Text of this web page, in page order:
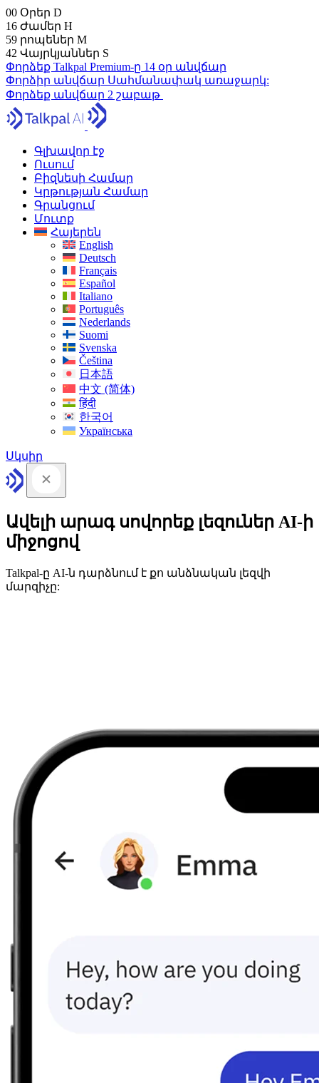
00 Օրեր D
16 Ժամեր H
59 րոպեներ M
41 Վայրկյաններ S
Փորձեք Talkpal Premium-ը 14 օր անվճար
Փորձիր անվճար Սահմանափակ առաջարկ:
Փորձեք անվճար 2 շաբաթ
Գլխավոր էջ
Ուսում
Բիզնեսի Համար
Կրթության Համար
Գրանցում
Մուտք
Հայերեն
English
Deutsch
Français
Español
Italiano
Português
Nederlands
Suomi
Svenska
Čeština
日本語
中文 (简体)
हिंदी
한국어
Українська
Սկսիր
Ավելի արագ սովորեք լեզուներ AI-ի
միջոցով
Talkpal-ը AI-ն դարձնում է քո անձնական լեզվի
մարզիչը: